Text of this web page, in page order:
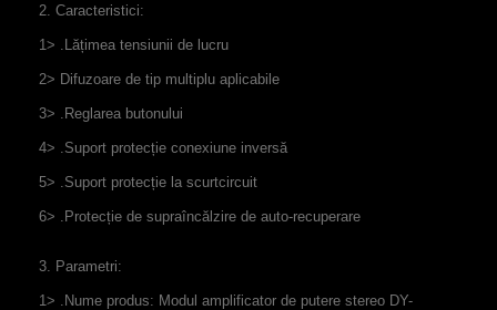
2. Caracteristici:
1> .Lățimea tensiunii de lucru
2> Difuzoare de tip multiplu aplicabile
3> .Reglarea butonului
4> .Suport protecție conexiune inversă
5> .Suport protecție la scurtcircuit
6> .Protecție de supraîncălzire de auto-recuperare
3. Parametri:
1> .Nume produs: Modul amplificator de putere stereo DY-